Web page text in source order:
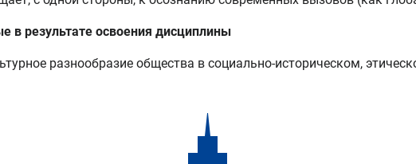
результате освоения дисциплины
разнообразие общества в социально-историческом,